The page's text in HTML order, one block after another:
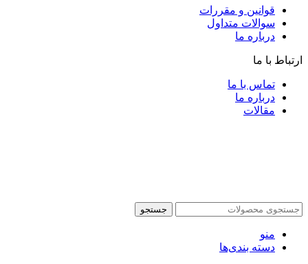
قوانین و مقررات
سوالات متداول
درباره ما
ارتباط با ما
تماس با ما
درباره ما
مقالات
جستجو
منو
دسته بندی‌ها